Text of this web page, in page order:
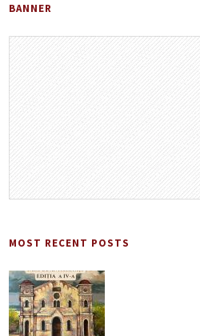
BANNER
MOST RECENT POSTS